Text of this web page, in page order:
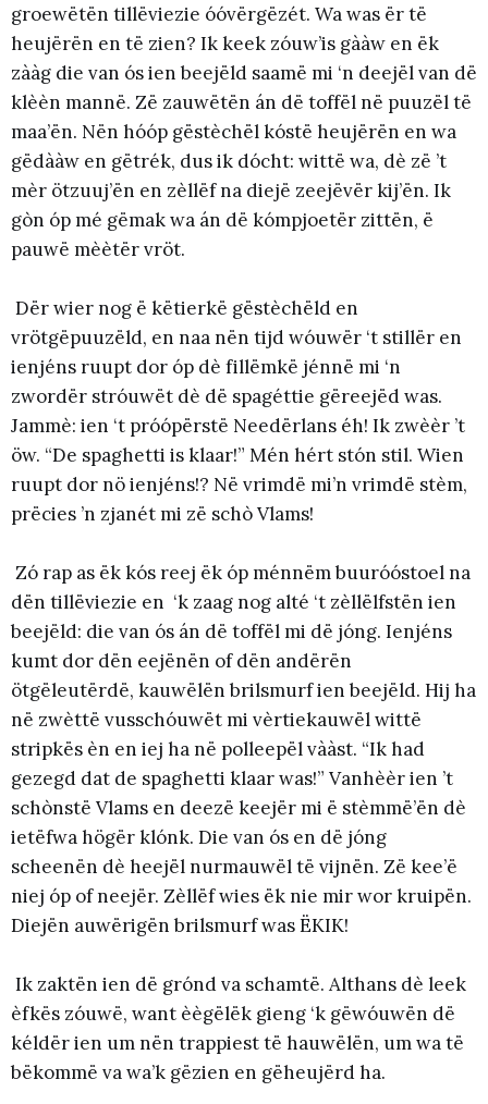
groewëtën tillëviezie óóvërgëzét. Wa was ër të
heujërën en të zien? Ik keek zóuw’is gààw en ëk
zààg die van ós ien beejëld saamë mi ‘n deejël van dë
klèèn mannë. Zë zauwëtën án dë toffël në puuzël të
maa’ën. Nën hóóp gëstèchël kóstë heujërën en wa
gëdààw en gëtrék, dus ik dócht: wittë wa, dè zë ’t
mèr ötzuuj’ën en zèllëf na diejë zeejëvër kij’ën. Ik
gòn óp mé gëmak wa án dë kómpjoetër zittën, ë
pauwë mèètër vröt.
Dër wier nog ë këtierkë gëstèchëld en
vrötgëpuuzëld, en naa nën tijd wóuwër ‘t stillër en
ienjéns ruupt dor óp dè fillëmkë jénnë mi ‘n
zwordër stróuwët dè dë spagéttie gëreejëd was.
Jammè: ien ‘t próópërstë Needërlans éh! Ik zwèèr ’t
öw. “De spaghetti is klaar!” Mén hért stón stil. Wien
ruupt dor nö ienjéns!? Në vrimdë mi’n vrimdë stèm,
prëcies ’n zjanét mi zë schò Vlams!
Zó rap as ëk kós reej ëk óp ménnëm buuróóstoel na
dën tillëviezie en ‘k zaag nog alté ‘t zèllëlfstën ien
beejëld: die van ós án dë toffël mi dë jóng. Ienjéns
kumt dor dën eejënën of dën andërën
ötgëleutërdë, kauwëlën brilsmurf ien beejëld. Hij ha
në zwèttë vusschóuwët mi vèrtiekauwël wittë
stripkës èn en iej ha në polleepël vààst. “Ik had
gezegd dat de spaghetti klaar was!” Vanhèèr ien ’t
schònstë Vlams en deezë keejër mi ë stèmmë’ën dè
ietëfwa högër klónk. Die van ós en dë jóng
scheenën dè heejël nurmauwël të vijnën. Zë kee’ë
niej óp of neejër. Zèllëf wies ëk nie mir wor kruipën.
Diejën auwërigën brilsmurf was ËKIK!
Ik zaktën ien dë grónd va schamtë. Althans dè leek
èfkës zóuwë, want èègëlëk gieng ‘k gëwóuwën dë
kéldër ien um nën trappiest të hauwëlën, um wa të
bëkommë va wa’k gëzien en gëheujërd ha.